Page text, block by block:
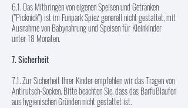
6.1. Das Mitbringen von eigenen Speisen und Getränken
("Picknick") ist im Funpark Spiez generell nicht gestattet, mit
Ausnahme von Babynahrung und Speisen für Kleinkinder
unter 18 Monaten.
7. Sicherheit
7.1. Zur Sicherheit Ihrer Kinder empfehlen wir das Tragen von
Antirutsch-Socken. Bitte beachten Sie, dass das Barfußlaufen
aus hygienischen Gründen nicht gestattet ist.